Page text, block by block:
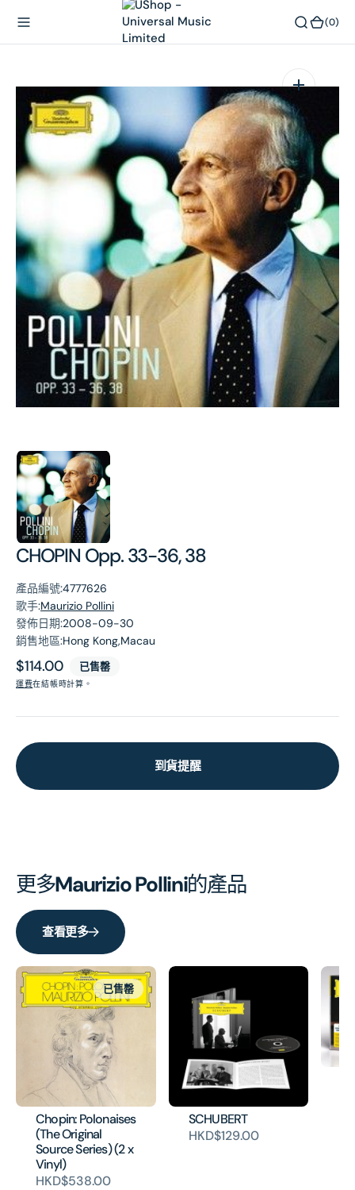
(0)
CHOPIN Opp. 33-36, 38
產品編號:4777626
歌手:Maurizio Pollini
發佈日期:2008-09-30
銷售地區:Hong Kong,Macau
原
價
$114.00 已售罄
運費在結帳時計算。
到貨提醒
在
簿
1
張
更多Maurizio Pollini的產品
查看更多
Chopin: Polonaises
(The Original
Source Series) (2 x
Vinyl)
HKD$538.00
已售罄
SCHUBERT
HKD$129.00